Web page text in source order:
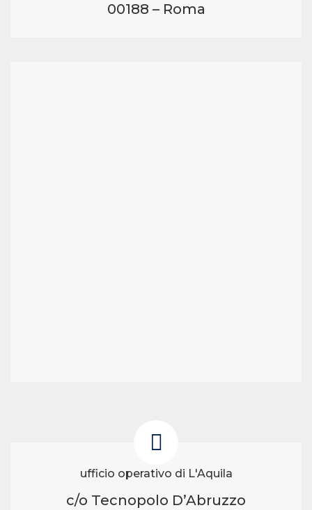
00188 – Roma
ufficio operativo di L'Aquila
c/o Tecnopolo D’Abruzzo